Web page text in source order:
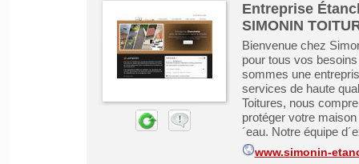
Entreprise
SIMONIN
Bienvenue chez
pour tous vos
sommes une
services de haute
Toitures, nous
protéger votre
´eau. Notre équipe
www.simonin-